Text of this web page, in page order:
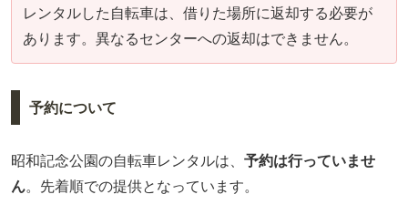
レンタルした自転車は、借りた場所に返却する必要が
あります。異なるセンターへの返却はできません。
予約について
昭和記念公園の自転車レンタルは、 予約は行っていませ
ん。先着順での提供となっています。